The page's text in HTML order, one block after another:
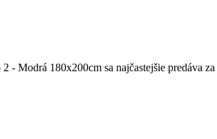
Modrá 180x200cm sa najčastejšie predáva za